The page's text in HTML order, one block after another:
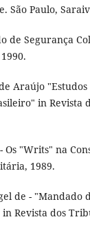
São Paulo,
de Segurança
Araújo
in Revista
- Os "Writs" na
1989.
de - "Mandado
Revista dos